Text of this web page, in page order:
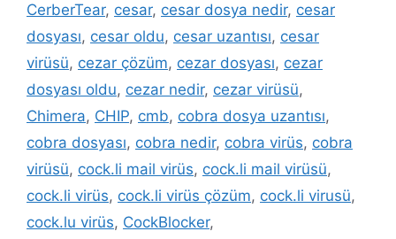
CerberTear, cesar, cesar dosya nedir, cesar
dosyası, cesar oldu, cesar uzantısı, cesar
virüsü, cezar çözüm, cezar dosyası, cezar
dosyası oldu, cezar nedir, cezar virüsü,
Chimera, CHIP, cmb, cobra dosya uzantısı,
cobra dosyası, cobra nedir, cobra virüs, cobra
virüsü, cock.li mail virüs, cock.li mail virüsü,
cock.li virüs, cock.li virüs çözüm, cock.li virusü,
cock.lu virüs, CockBlocker,